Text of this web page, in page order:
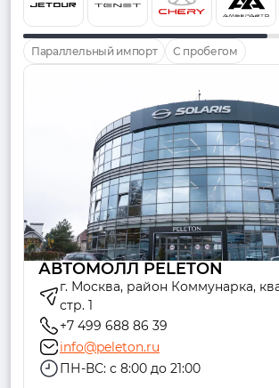
Параллельный импорт С пробегом
АВТОМОЛЛ PELETON
г. Москва, район Коммунарка,
стр. 1
+7 499 688 86 39
info@peleton.ru
ПН-ВС: с 8:00 до 21:00